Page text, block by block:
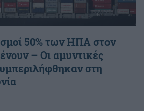
50% των ΗΠΑ στον
– Οι αμυντικές
στη